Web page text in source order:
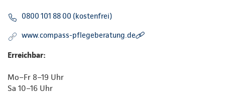
0800 101 88 00 (kostenfrei)
www.compass-pflegeberatung.de
Erreichbar:
Mo–Fr 8–19 Uhr
Sa 10–16 Uhr